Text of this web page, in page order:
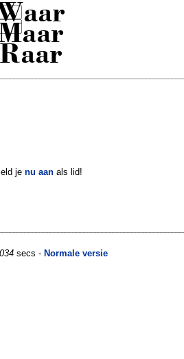
Raar
je nu aan als lid!
secs - Normale versie